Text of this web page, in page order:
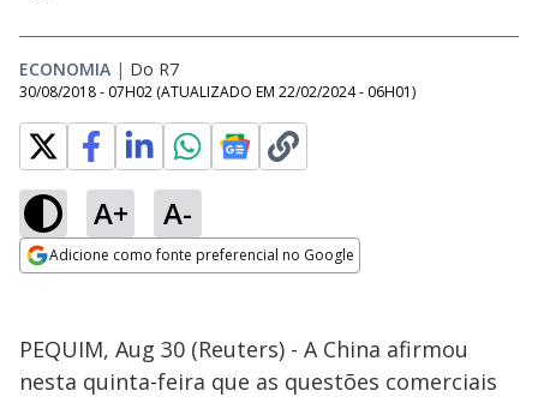
ECONOMIA | Do R7
30/08/2018 - 07H02 (ATUALIZADO EM 22/02/2024 - 06H01)
A+ A-
Adicione como fonte preferencial no Google
PEQUIM, Aug 30 (Reuters) - A China afirmou
nesta quinta-feira que as questões comerciais